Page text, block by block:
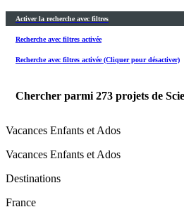
Activer la recherche avec filtres
Recherche avec filtres activée
Recherche avec filtres activée (Cliquer pour désactiver)
Chercher parmi 273 projets de
Vacances Enfants et Ados
Vacances Enfants et Ados
Destinations
France